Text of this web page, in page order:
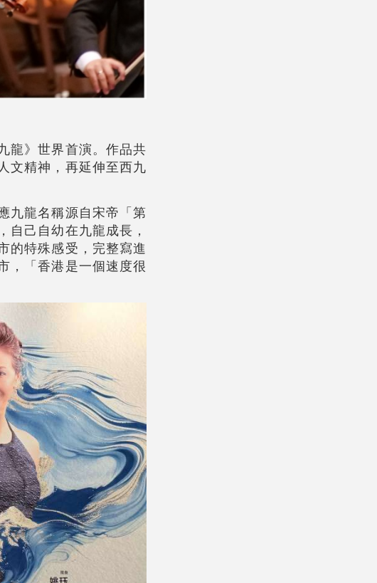
龍》世界首演。作品共
文精神，再延伸至西九
九龍名稱源自宋帝「第
己自幼在九龍成長，
的特殊感受，完整寫進
，「香港是一個速度很